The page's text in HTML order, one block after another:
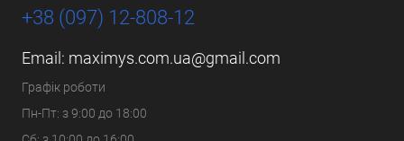
+38 (097) 12-808-12
Email: maximys.com.ua@gmail.com
Графік роботи
Пн-Пт: з 9:00 до 18:00